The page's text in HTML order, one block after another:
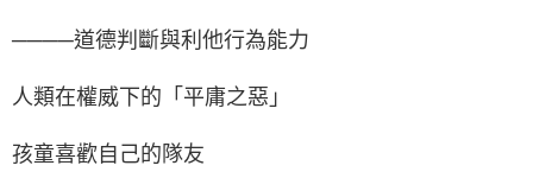
────道德判斷與利他行為能力
人類在權威下的「平庸之惡」
孩童喜歡自己的隊友